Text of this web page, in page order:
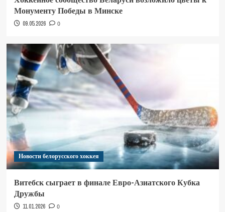
Монументу Победы в Минске
09.05.2026 0
Новости белорусского хоккея
Витебск сыграет в финале Евро-Азиатского Кубка
Дружбы
11.01.2026 0